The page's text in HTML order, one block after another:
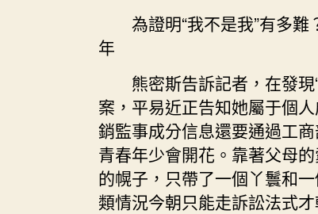
為證明“我不是我”有多
年
熊密斯告訴記者，在發
案，平易近正告知她屬于個
銷監事成分信息還要通過工
青春年少會開花。靠著父母
的幌子，只帶了一個丫鬟和
類情況今朝只能走訴訟法式才